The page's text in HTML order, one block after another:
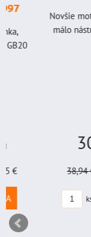
Novšie motocykle
málo nástrojov v
s DPH